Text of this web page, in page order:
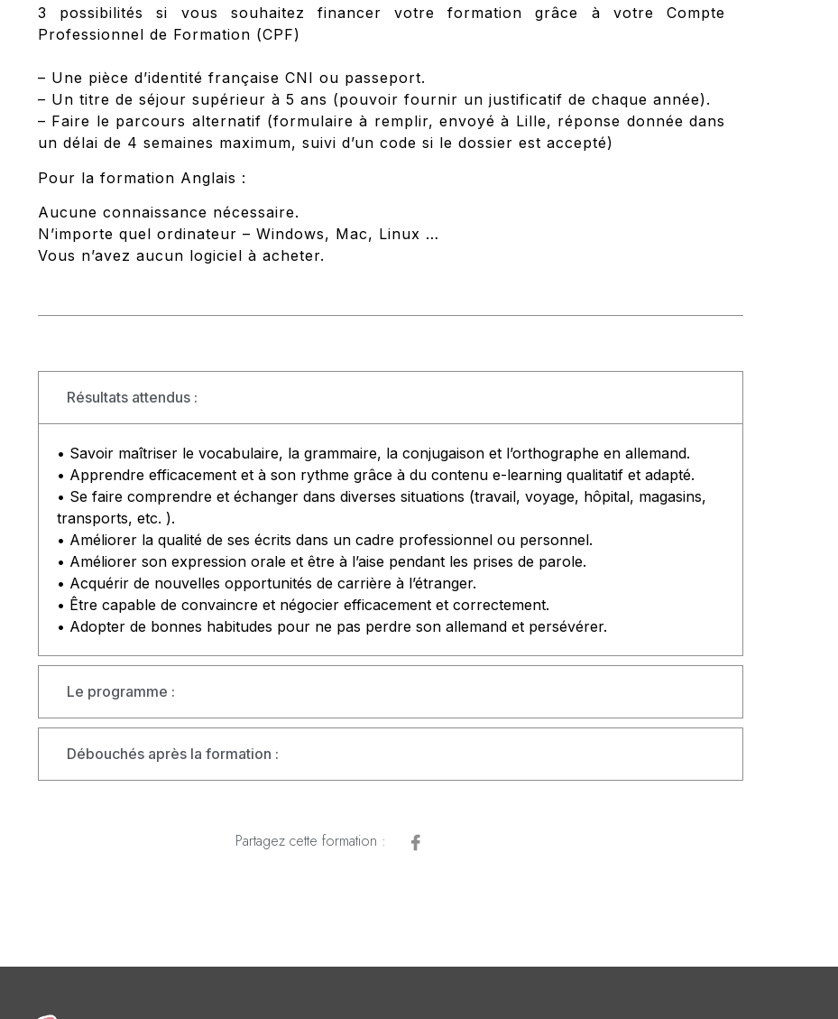
3 possibilités si vous souhaitez financer votre formation grâce à votre Compte
Professionnel de Formation (CPF)
– Une pièce d’identité française CNI ou passeport.
– Un titre de séjour supérieur à 5 ans (pouvoir fournir un justificatif de chaque année).
– Faire le parcours alternatif (formulaire à remplir, envoyé à Lille, réponse donnée dans
un délai de 4 semaines maximum, suivi d’un code si le dossier est accepté)
Pour la formation Anglais :
Aucune connaissance nécessaire.
N’importe quel ordinateur – Windows, Mac, Linux …
Vous n’avez aucun logiciel à acheter.
Résultats attendus :
• Savoir maîtriser le vocabulaire, la grammaire, la conjugaison et l’orthographe en allemand.
• Apprendre efficacement et à son rythme grâce à du contenu e-learning qualitatif et adapté.
• Se faire comprendre et échanger dans diverses situations (travail, voyage, hôpital, magasins,
transports, etc. ).
• Améliorer la qualité de ses écrits dans un cadre professionnel ou personnel.
• Améliorer son expression orale et être à l’aise pendant les prises de parole.
• Acquérir de nouvelles opportunités de carrière à l’étranger.
• Être capable de convaincre et négocier efficacement et correctement.
• Adopter de bonnes habitudes pour ne pas perdre son allemand et persévérer.
Le programme :
Débouchés après la formation :
Partagez cette formation :